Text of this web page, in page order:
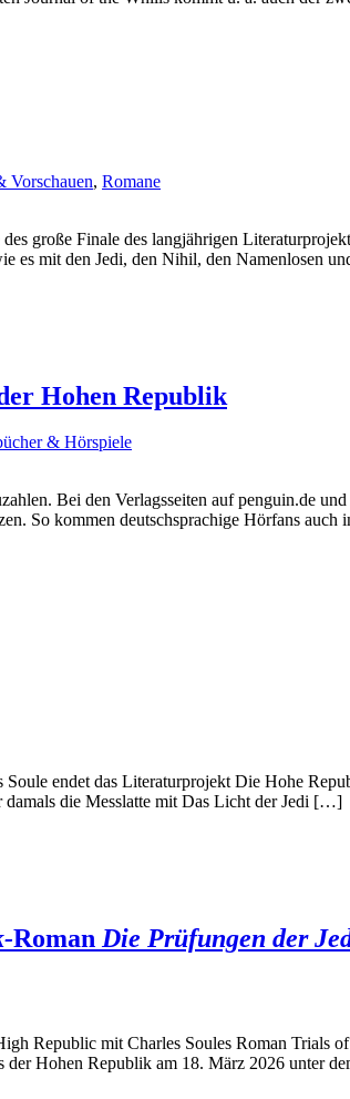
Vorschauen, Romane
große Finale des langjährigen
es mit den Jedi, den Nihil, den Namenlosen
Hohen Republik
& Hörspiele
Bei den Verlagsseiten auf penguin.de
So kommen deutschsprachige Hörfans auch
endet das Literaturprojekt Die Hohe
die Messlatte mit Das Licht der Jedi […]
Roman Die Prüfungen der
Republic mit Charles Soules Roman Trials
der Hohen Republik am 18. März 2026 unter